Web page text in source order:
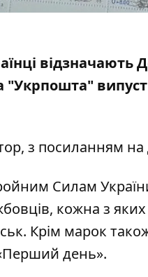
відзначають
"Укрпошта"
, з посиланням на
Силам
кожна з
Крім марок
день».